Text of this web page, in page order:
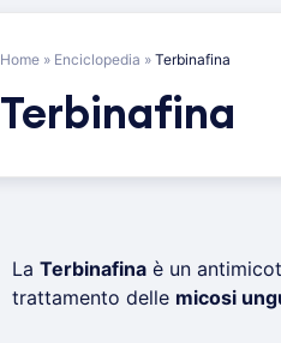
Home » Enciclopedia » Terbinafina
Terbinafina
La Terbinafinaè un
trattamento delle micosi